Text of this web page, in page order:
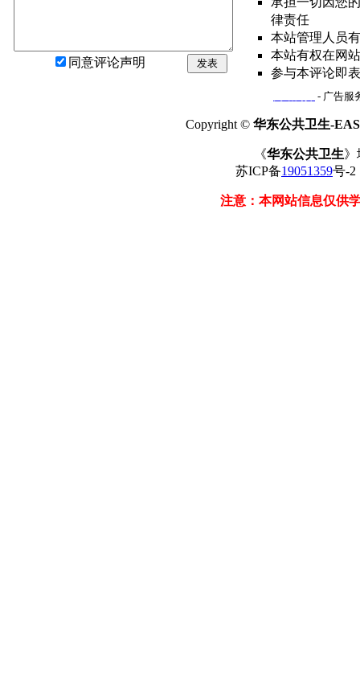
同意评论声明 发表
律责任
本站管理人员
本站有权在网
参与本评论即
- 广告服
Copyright © 华东公共卫生-
《华东公共卫生》
苏ICP备19051359号-
注意：本网站信息仅供